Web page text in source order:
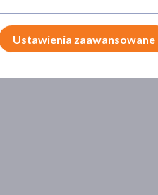
Ustawienia zaawansowane